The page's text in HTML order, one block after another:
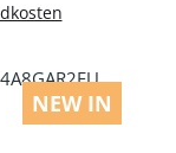
NEW IN